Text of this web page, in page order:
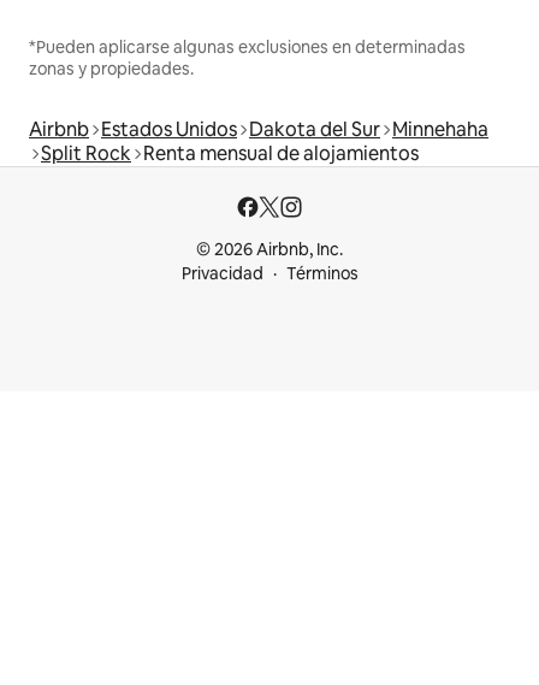
*Pueden aplicarse algunas exclusiones en determinadas
zonas y propiedades.
Airbnb Estados Unidos Dakota del Sur Minnehaha
Split Rock Renta mensual de alojamientos
© 2026 Airbnb, Inc.
Privacidad
Términos